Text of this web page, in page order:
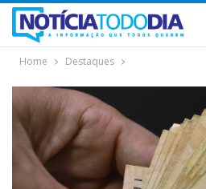
Home Destaques